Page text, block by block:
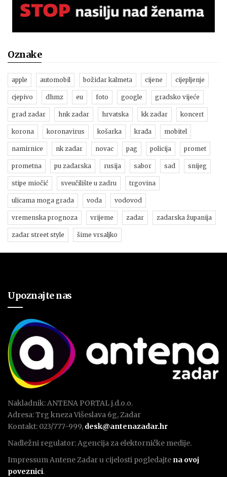
Oznake
apple automobil božidar kalmeta cijene cijepljenje
cjepivo dhmz eu foto google gradsko vijeće
grad zadar hnk zadar hrvatska kk zadar koncert
korona koronavirus košarka krađa mobitel
namirnice nk zadar novac pag policija promet
prometna pu zadarska rusija sabor sad snijeg
stipe miočić sveučilište u zadru trgovina
ulicama moga grada voda vodovod
vremenska prognoza vrijeme zadar zadarska županija
zadar street style šime vrsaljko
Upoznajte nas
Nakladnik: ANTENA PORTAL j.d.o.o.
Adresa: Trg kneza Višeslava 6g, Zadar
Kontakt: 023/777-999, desk@antenazadar.hr
Nadležni regulator: Agencija za elektorničke medije.
Impressum Antene Zadar u cijelosti pogledajte na ovoj
poveznici.